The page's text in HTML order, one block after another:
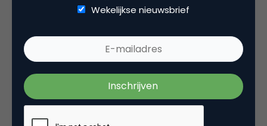
IIEX Europe 2026: insight-
professionals verhogen het
plafond
Wekelijkse nieuwsbrief